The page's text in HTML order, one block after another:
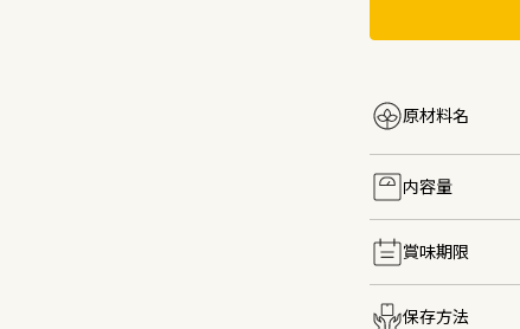
原材料名
内容量
賞味期限
保存方法